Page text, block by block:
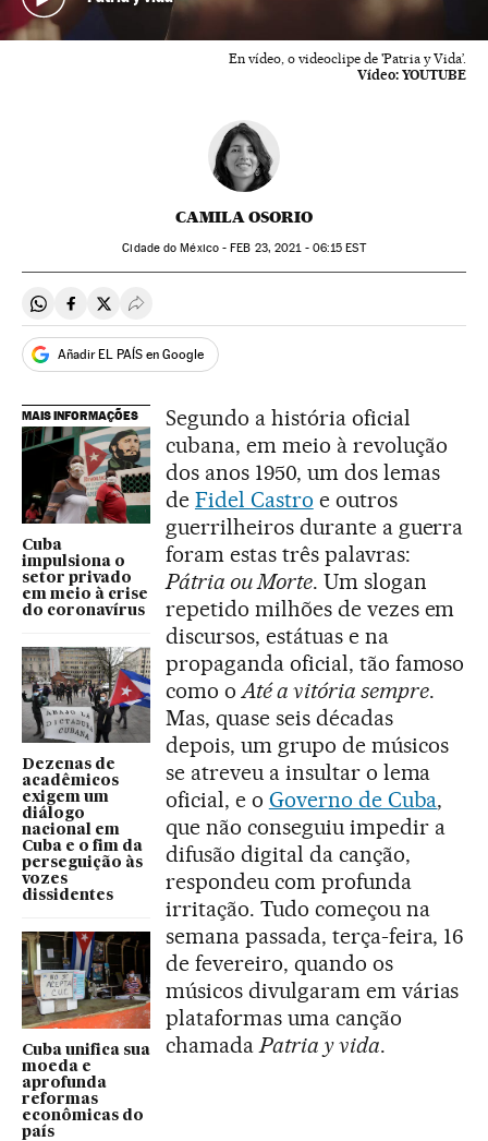
En vídeo, o videoclipe de 'Patria y Vida’.
Vídeo: YOUTUBE
CAMILA OSORIO
Cidade do México -FEB 23, 2021 - 06:15 EST
Compartir en Whatsapp
Compartir en Facebook
Compartir en Twitter
Desplegar Redes Sociales
Añadir EL PAÍS en Google
MAIS INFORMAÇÕES
Cuba
impulsiona o
setor privado
em meio à crise
do coronavírus
Dezenas de
acadêmicos
exigem um
diálogo
nacional em
Cuba e o fim da
perseguição às
vozes
dissidentes
Cuba unifica sua
moeda e
aprofunda
reformas
econômicas do
país
Segundo a história oficial
cubana, em meio à revolução
dos anos 1950, um dos lemas
de Fidel Castro e outros
guerrilheiros durante a guerra
foram estas três palavras:
Pátria ou Morte. Um slogan
repetido milhões de vezes em
discursos, estátuas e na
propaganda oficial, tão famoso
como oAté a vitória sempre.
Mas, quase seis décadas
depois, um grupo de músicos
se atreveu a insultar o lema
oficial, e o Governo de Cuba,
que não conseguiu impedir a
difusão digital da canção,
respondeu com profunda
irritação. Tudo começou na
semana passada, terça-feira, 16
de fevereiro, quando os
músicos divulgaram em várias
plataformas uma canção
chamadaPatria y vida.